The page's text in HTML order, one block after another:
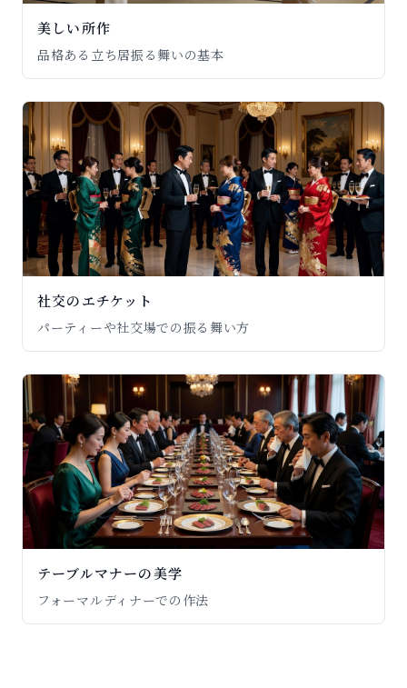
美しい所作
品格ある立ち居振る舞いの基本
社交のエチケット
パーティーや社交場での振る舞い方
テーブルマナーの美学
フォーマルディナーでの作法